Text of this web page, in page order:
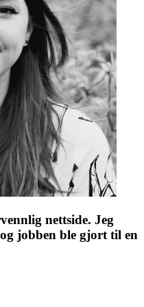
nettside. Jeg
jobben ble gjort til en